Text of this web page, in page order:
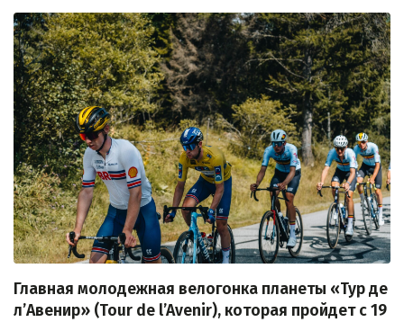
Главная молодежная велогонка планеты «Тур де
л’Авенир» (Tour de l’Avenir), которая пройдет с 19